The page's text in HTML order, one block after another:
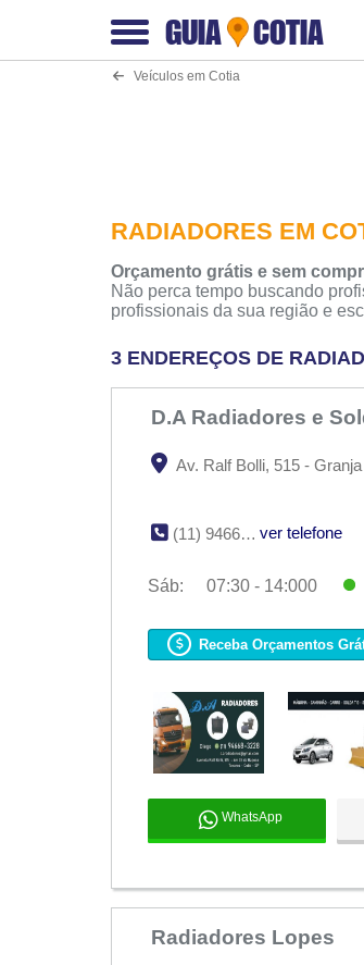
GUIA COTIA
Veículos em Cotia
RADIADORES EM
Orçamento grátis e sem
Não perca tempo buscando
profissionais da sua região e
3 ENDEREÇOS DE
D.A Radiadores e
Av. Ralf Bolli, 515 -
(11) 9466-83228 ver telefone
Sáb: 07:30 - 14:000
07:30 - 18:00
Qua:
07:30 - 18:00
Sex:
07:30 - 18:00
Sáb:
07:30 - 14:000
Dom:
Fechado
Receba Orçamentos
WhatsApp
Radiadores Lopes